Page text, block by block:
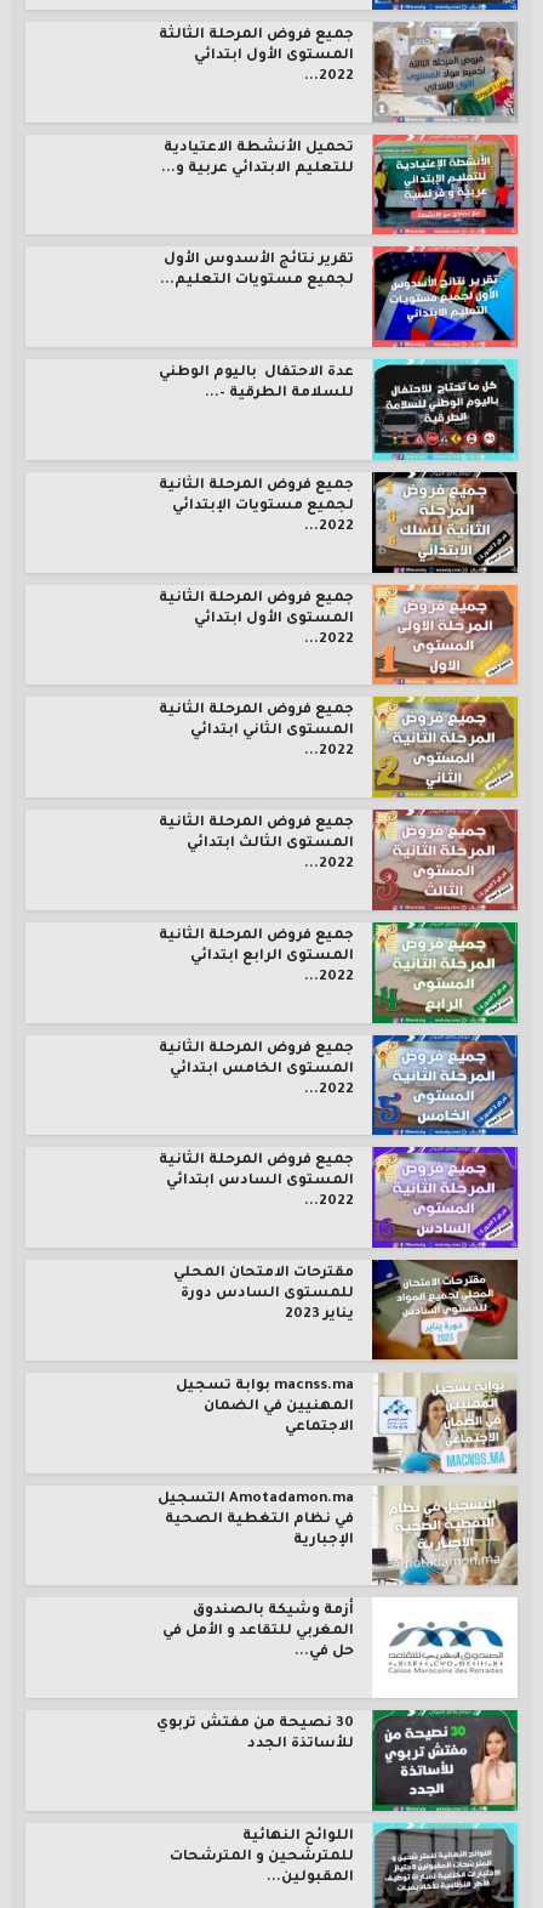
جميع فروض المرحلة الثالثة
المستوى الأول ابتدائي
2022...
تحميل الأنشطة الاعتيادية
للتعليم الابتدائي عربية و...
تقرير نتائج الأسدوس الأول
لجميع مستويات التعليم...
عدة الاحتفال باليوم الوطني
للسلامة الطرقية –...
جميع فروض المرحلة الثانية
لجميع مستويات الإبتدائي
2022...
جميع فروض المرحلة الثانية
المستوى الأول ابتدائي
2022...
جميع فروض المرحلة الثانية
المستوى الثاني ابتدائي
2022...
جميع فروض المرحلة الثانية
المستوى الثالث ابتدائي
2022...
جميع فروض المرحلة الثانية
المستوى الرابع ابتدائي
2022...
جميع فروض المرحلة الثانية
المستوى الخامس ابتدائي
2022...
جميع فروض المرحلة الثانية
المستوى السادس ابتدائي
2022...
مقترحات الامتحان المحلي
للمستوى السادس دورة
يناير 2023
macnss.ma بوابة تسجيل
المهنيين في الضمان
الاجتماعي
Amotadamon.ma التسجيل
في نظام التغطية الصحية
الإجبارية
أزمة وشيكة بالصندوق
المغربي للتقاعد و الأمل في
حل في...
30 نصيحة من مفتش تربوي
للأساتذة الجدد
اللوائح النهائية
للمترشحين و المترشحات
المقبولين...